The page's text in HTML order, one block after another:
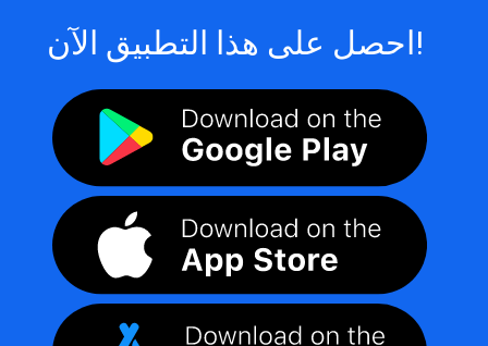
احصل على هذا التطبيق الآن!